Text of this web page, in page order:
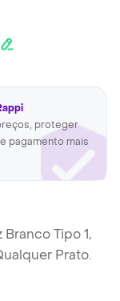
proteger
pagamento mais
Tipo 1,
Prato.